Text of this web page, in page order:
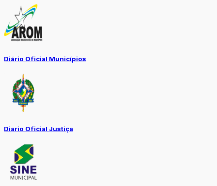
Diário Oficial Municípios
Diario Oficial Justiça